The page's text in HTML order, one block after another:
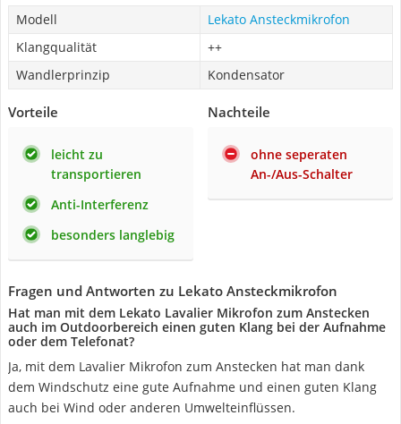
Modell
Lekato Ansteckmikrofon
Klangqualität
++
Wandlerprinzip
Kondensator
Vorteile
leicht zu
transportieren
Anti-Interferenz
besonders langlebig
Nachteile
ohne seperaten
An-/Aus-Schalter
Fragen und Antworten zu Lekato Ansteckmikrofon
Hat man mit dem Lekato Lavalier Mikrofon zum Anstecken
auch im Outdoorbereich einen guten Klang bei der Aufnahme
oder dem Telefonat?
Ja, mit dem Lavalier Mikrofon zum Anstecken hat man dank
dem Windschutz eine gute Aufnahme und einen guten Klang
auch bei Wind oder anderen Umwelteinflüssen.